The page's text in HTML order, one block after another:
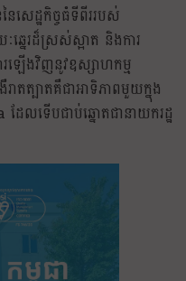
េដ្ឋកិច្ចធំទីពីររបស់
ឆ្នេរដ៏ស្រស់ស្អាត និងការ
រឡើងវិញនូវឧស្សាហកម្ម
តត្បាតគឺជាអាទិភាពមួយក្នុង
ទើបជាប់ឆ្នោតជានាយករដ្ឋ